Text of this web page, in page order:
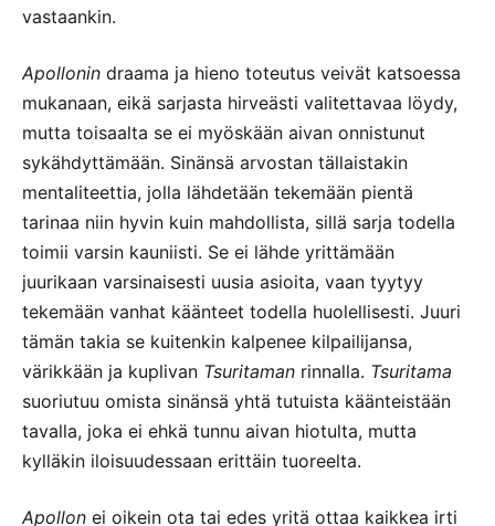
vastaankin.
Apollonin draama ja hieno toteutus veivät katsoessa
mukanaan, eikä sarjasta hirveästi valitettavaa löydy,
mutta toisaalta se ei myöskään aivan onnistunut
sykähdyttämään. Sinänsä arvostan tällaistakin
mentaliteettia, jolla lähdetään tekemään pientä
tarinaa niin hyvin kuin mahdollista, sillä sarja todella
toimii varsin kauniisti. Se ei lähde yrittämään
juurikaan varsinaisesti uusia asioita, vaan tyytyy
tekemään vanhat käänteet todella huolellisesti. Juuri
tämän takia se kuitenkin kalpenee kilpailijansa,
värikkään ja kuplivan Tsuritaman rinnalla. Tsuritama
suoriutuu omista sinänsä yhtä tutuista käänteistään
tavalla, joka ei ehkä tunnu aivan hiotulta, mutta
kylläkin iloisuudessaan erittäin tuoreelta.
Apollon ei oikein ota tai edes yritä ottaa kaikkea irti